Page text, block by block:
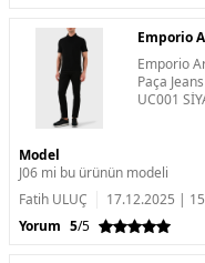
Emporio
Emporio
Paça
UC001
Model
J06 mi bu ürünün modeli
Fatih ULUÇ
17.12.2025 |
Yorum 5/5